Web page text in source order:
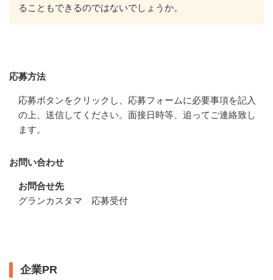
ることもできるのではないでしょうか。
応募方法
応募ボタンをクリックし、応募フォームに必要事項を記入
の上、送信してください。面接日時等、追ってご連絡致し
ます。
お問い合わせ
お問合せ先
グランカスタマ　応募受付
企業PR